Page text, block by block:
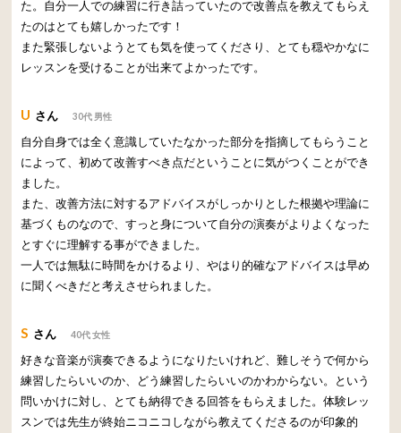
た。自分一人での練習に行き詰っていたので改善点を教えてもらえ
たのはとても嬉しかったです！
また緊張しないようとても気を使ってくださり、とても穏やかなに
レッスンを受けることが出来てよかったです。
U さん 30代 男性
自分自身では全く意識していたなかった部分を指摘してもらうこと
によって、初めて改善すべき点だということに気がつくことができ
ました。
また、改善方法に対するアドバイスがしっかりとした根拠や理論に
基づくものなので、すっと身について自分の演奏がよりよくなった
とすぐに理解する事ができました。
一人では無駄に時間をかけるより、やはり的確なアドバイスは早め
に聞くべきだと考えさせられました。
S さん 40代 女性
好きな音楽が演奏できるようになりたいけれど、難しそうで何から
練習したらいいのか、どう練習したらいいのかわからない。という
問いかけに対し、とても納得できる回答をもらえました。体験レッ
スンでは先生が終始ニコニコしながら教えてくださるのが印象的